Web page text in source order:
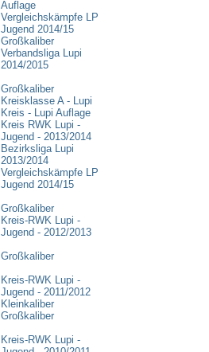
Auflage
Vergleichskämpfe LP
Jugend 2014/15
Großkaliber
Verbandsliga Lupi
2014/2015
Großkaliber
Kreisklasse A - Lupi
Kreis - Lupi Auflage
Kreis RWK Lupi -
Jugend - 2013/2014
Bezirksliga Lupi
2013/2014
Vergleichskämpfe LP
Jugend 2014/15
Großkaliber
Kreis-RWK Lupi -
Jugend - 2012/2013
Großkaliber
Kreis-RWK Lupi -
Jugend - 2011/2012
Kleinkaliber
Großkaliber
Kreis-RWK Lupi -